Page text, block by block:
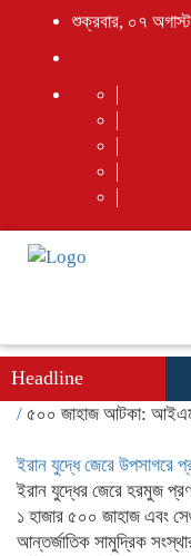
শুক্রবার, ০৭
Headline
/ ৫০০ জাহাজ আটকা:
ইরান যুদ্ধে জেরে
ইরান যুদ্ধের জেরে হরমুজ
১ হাজার ৫০০ জাহাজ এবং
আন্তর্জাতিক সামুদ্রিক